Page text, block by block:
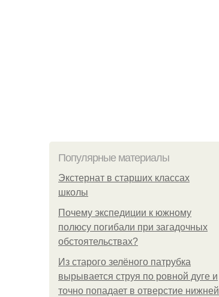
Популярные материалы
Экстернат в старших классах
школы
Почему экспедиции к южному
полюсу погибали при загадочных
обстоятельствах?
Из старого зелёного патрубка
вырывается струя по ровной дуге и
точно попадает в отверстие нижней